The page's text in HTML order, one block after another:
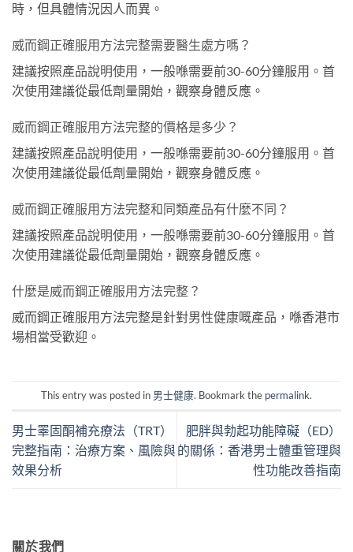
時，但具體情況因人而異。
威而鋼正確服用方法完整需要醫生處方嗎？
建議按照產品說明使用，一般喺需要前30-60分鐘服用。首
次使用建議從最低劑量開始，觀察身體反應。
威而鋼正確服用方法完整的價格是多少？
建議按照產品說明使用，一般喺需要前30-60分鐘服用。首
次使用建議從最低劑量開始，觀察身體反應。
威而鋼正確服用方法完整和同類產品有什麼不同？
建議按照產品說明使用，一般喺需要前30-60分鐘服用。首
次使用建議從最低劑量開始，觀察身體反應。
什麼是威而鋼正確服用方法完整？
威而鋼正確服用方法完整是針對男性健康嘅產品，喺香港市
場相當受歡迎。
This entry was posted in 男士健康. Bookmark the permalink.
男士睪固酮補充療法（TRT）
完整指南：治療方案、風險與
效果分析
肥胖與勃起功能障礙（ED）
的關係：香港男士體重管理與
性功能改善指南
關於我們